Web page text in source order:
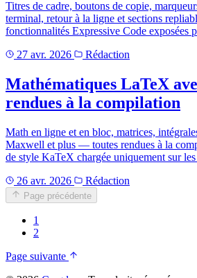
Titres de cadre, boutons de copie,
terminal, retour à la ligne et sections
fonctionnalités Expressive Code exposées
27 avr. 2026
Rédaction
Mathématiques LaTeX
rendues à la compilation
Math en ligne et en bloc, matrices,
Maxwell et plus — toutes rendues à la
de style KaTeX chargée uniquement sur
26 avr. 2026
Rédaction
Page précédente
1
2
Page suivante